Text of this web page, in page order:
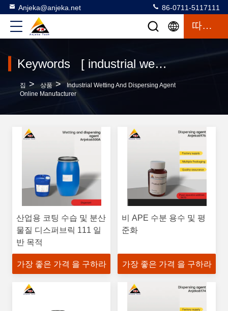
Anjeka@anjeka.net 86-0711-5117111
따옴표
Keywords [ industrial wetting and dispersing agent ] Match 120 상품
집 > 상품 >
Industrial Wetting And Dispersing Agent
Online Manufacturer
산업용 코팅 수습 및 분산
물질 디스퍼브릭 111 일
반 목적
가장 좋은 가격 을 구하라
비 APE 수분 용수 및 평
준화
가장 좋은 가격 을 구하라